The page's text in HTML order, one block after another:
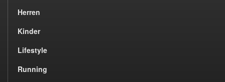
Herren
Kinder
Lifestyle
Running